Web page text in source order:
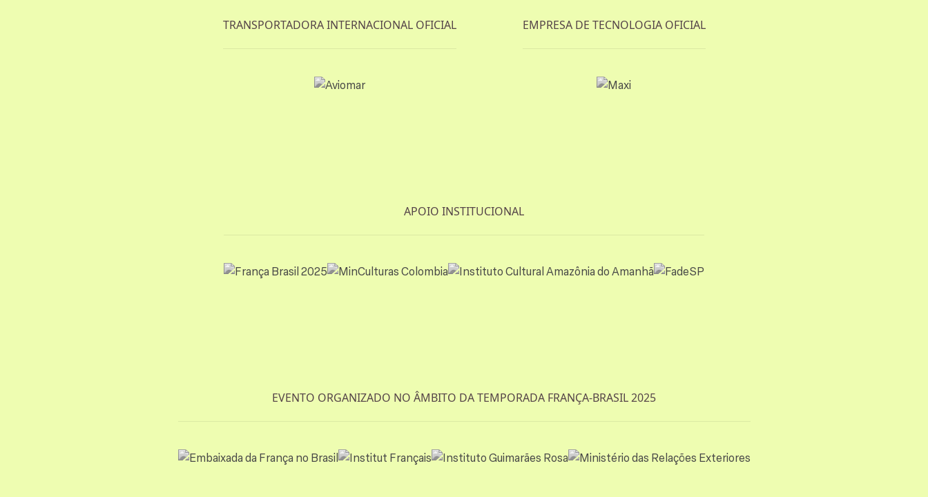
TRANSPORTADORA INTERNACIONAL OFICIAL EMPRESA DE TECNOLOGIA OFICIAL
APOIO INSTITUCIONAL
EVENTO ORGANIZADO NO ÂMBITO DA TEMPORADA FRANÇA-BRASIL 2025